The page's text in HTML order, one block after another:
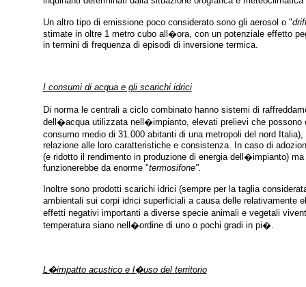
Un altro tipo di emissione poco considerato sono gli aerosol o "
stimate in oltre 1 metro cubo all�ora, con un potenziale effetto
in termini di frequenza di episodi di inversione termica.
I consumi di acqua e gli scarichi idrici
Di norma le centrali a ciclo combinato hanno sistemi di
dell�acqua utilizzata nell�impianto, elevati prelievi che
consumo medio di 31.000 abitanti di una metropoli del nord
relazione alle loro caratteristiche e consistenza. In caso di
(e ridotto il rendimento in produzione di energia dell�impianto)
funzionerebbe da enorme "termosifone".
Inoltre sono prodotti scarichi idrici (sempre per la taglia
ambientali sui corpi idrici superficiali a causa delle relativamente
effetti negativi importanti a diverse specie animali e vegetali
temperatura siano nell�ordine di uno o pochi gradi in pi�.
L�impatto acustico e l�uso del territorio